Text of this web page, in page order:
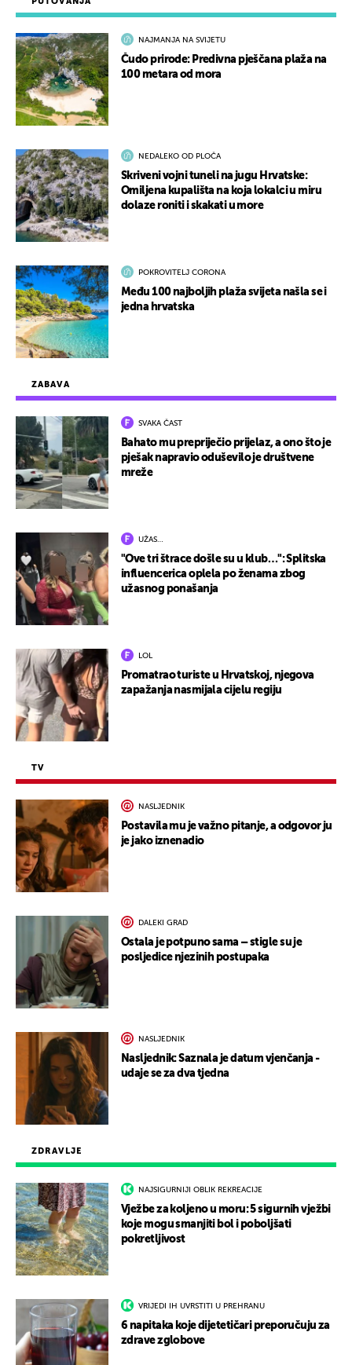
ZDRAVLJE
NAJSIGURNIJI OBLIK REKREACIJE
Vježbe za koljeno u moru: 5 sigurnih vježbi
koje mogu smanjiti bol i poboljšati
pokretljivost
VRIJEDI IH UVRSTITI U PREHRANU
6 napitaka koje dijetetičari preporučuju za
zdrave zglobove
ZABAVA
SVAKA ČAST
Bahato mu prepriječio prijelaz, a ono što je
pješak napravio oduševilo je društvene
mreže
UŽAS…
"Ove tri štrace došle su u klub…": Splitska
influencerica oplela po ženama zbog
užasnog ponašanja
LOL
Promatrao turiste u Hrvatskoj, njegova
zapažanja nasmijala cijelu regiju
TV
NASLJEDNIK
Postavila mu je važno pitanje, a odgovor ju
je jako iznenadio
DALEKI GRAD
Ostala je potpuno sama – stigle su je
posljedice njezinih postupaka
NASLJEDNIK
Nasljednik: Saznala je datum vjenčanja -
udaje se za dva tjedna
NAJMANJA NA SVIJETU
Čudo prirode: Predivna pješčana plaža na
100 metara od mora
NEDALEKO OD PLOČA
Skriveni vojni tuneli na jugu Hrvatske:
Omiljena kupališta na koja lokalci u miru
dolaze roniti i skakati u more
POKROVITELJ CORONA
Među 100 najboljih plaža svijeta našla se i
jedna hrvatska